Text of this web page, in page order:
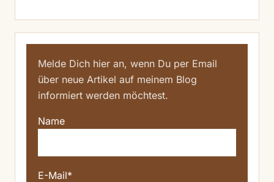
Melde Dich hier an, wenn Du per Email
über neue Artikel auf meinem Blog
informiert werden möchtest.
Name
E-Mail*